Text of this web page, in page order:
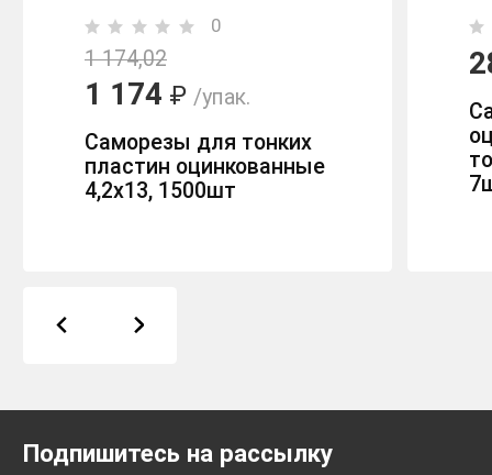
0
1 174,02
1 174 ₽ /упак.
Саморезы для тонких
пластин оцинкованные
4,2х13, 1500шт
Подпишитесь на рассылку